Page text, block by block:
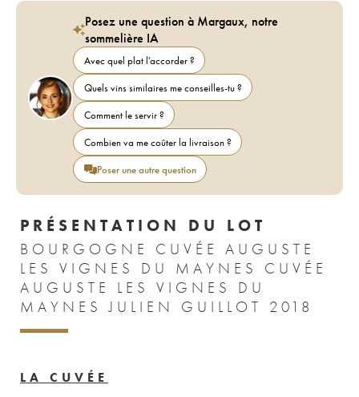
Posez une question à Margaux, notre
sommelière IA
Avec quel plat l'accorder ?
Quels vins similaires me conseilles-tu ?
Comment le servir ?
Combien va me coûter la livraison ?
Poser une autre question
PRÉSENTATION DU LOT
BOURGOGNE CUVÉE AUGUSTE
LES VIGNES DU MAYNES CUVÉE
AUGUSTE LES VIGNES DU
MAYNES JULIEN GUILLOT 2018
LA CUVÉE